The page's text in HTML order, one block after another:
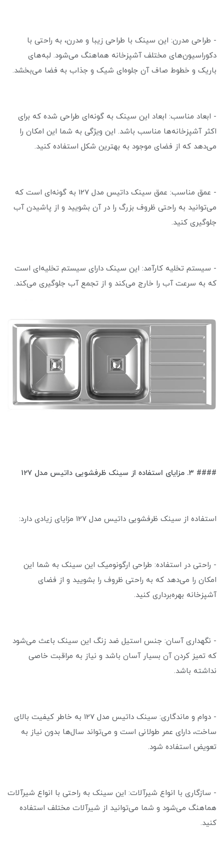
- طراحی مدرن: این سینک با طراحی زیبا و مدرن، به راحتی با
دکوراسیون‌های مختلف آشپزخانه هماهنگ می‌شود. لبه‌های
باریک و خطوط صاف آن جلوه‌ای شیک و جذاب به فضا می‌بخشد.
- ابعاد مناسب: ابعاد این سینک به گونه‌ای طراحی شده که برای
اکثر آشپزخانه‌ها مناسب باشد. این ویژگی به شما این امکان را
می‌دهد که از فضای موجود به بهترین شکل استفاده کنید.
- عمق مناسب: عمق سینک داتیس مدل 127 به گونه‌ای است که
می‌توانید به راحتی ظروف بزرگ را در آن بشویید و از پاشیدن آب
جلوگیری کنید.
- سیستم تخلیه کارآمد: این سینک دارای سیستم تخلیه‌ای است
که به سرعت آب را خارج می‌کند و از تجمع آب جلوگیری می‌کند.
#### ۳. مزایای استفاده از سینک ظرفشویی داتیس مدل 127
استفاده از سینک ظرفشویی داتیس مدل 127 مزایای زیادی دارد:
- راحتی در استفاده: طراحی ارگونومیک این سینک به شما این
امکان را می‌دهد که به راحتی ظروف را بشویید و از فضای
آشپزخانه بهره‌برداری کنید.
- نگهداری آسان: جنس استیل ضد زنگ این سینک باعث می‌شود
که تمیز کردن آن بسیار آسان باشد و نیاز به مراقبت خاصی
نداشته باشد.
- دوام و ماندگاری: سینک داتیس مدل 127 به خاطر کیفیت بالای
ساخت، دارای عمر طولانی است و می‌تواند سال‌ها بدون نیاز به
تعویض استفاده شود.
- سازگاری با انواع شیرآلات: این سینک به راحتی با انواع شیرآلات
هماهنگ می‌شود و شما می‌توانید از شیرآلات مختلف استفاده
کنید.